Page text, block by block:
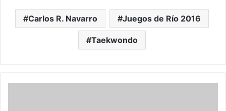
Carlos R. Navarro Juegos de Río 2016
Taekwondo